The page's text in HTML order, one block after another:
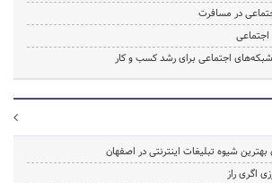
در مسافرت
شیوه تبلیغات اینترنتی در اصفهان
اگری راز